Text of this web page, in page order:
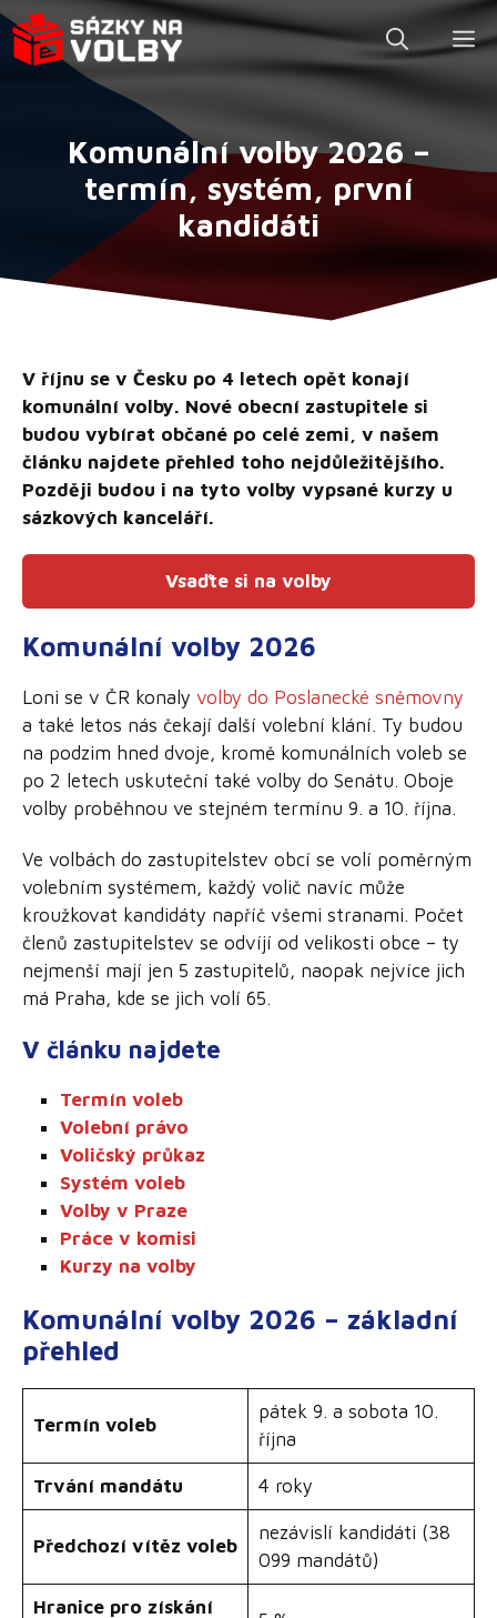
Přeskočit
na
obsah
Komunální volby 2026 –
termín, systém, první
kandidáti
V říjnu se v Česku po 4 letech opět konají
komunální volby. Nové obecní zastupitele si
budou vybírat občané po celé zemi, v našem
článku najdete přehled toho nejdůležitějšího.
Později budou i na tyto volby vypsané kurzy u
sázkových kanceláří.
Vsaďte si na volby
Komunální volby 2026
Loni se v ČR konaly volby do Poslanecké sněmovny
a také letos nás čekají další volební klání. Ty budou
na podzim hned dvoje, kromě komunálních voleb se
po 2 letech uskuteční také volby do Senátu. Oboje
volby proběhnou ve stejném termínu 9. a 10. října.
Ve volbách do zastupitelstev obcí se volí poměrným
volebním systémem, každý volič navíc může
kroužkovat kandidáty napříč všemi stranami. Počet
členů zastupitelstev se odvíjí od velikosti obce – ty
nejmenší mají jen 5 zastupitelů, naopak nejvíce jich
má Praha, kde se jich volí 65.
V článku najdete
Termín voleb
Volební právo
Voličský průkaz
Systém voleb
Volby v Praze
Práce v komisi
Kurzy na volby
Komunální volby 2026 – základní
přehled
Termín voleb
pátek 9. a sobota 10.
října
Trvání mandátu 4 roky
Předchozí vítěz voleb
nezávislí kandidáti (38
099 mandátů)
Hranice pro získání